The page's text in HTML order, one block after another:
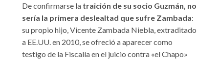
De confirmarse la traición de su socio Guzmán, no
sería la primera deslealtad que sufre Zambada:
su propio hijo, Vicente Zambada Niebla, extraditado
a EE.UU. en 2010, se ofreció a aparecer como
testigo de la Fiscalía en el juicio contra «el Chapo»